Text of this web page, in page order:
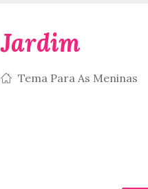
Jardim
Tema Para As Meninas